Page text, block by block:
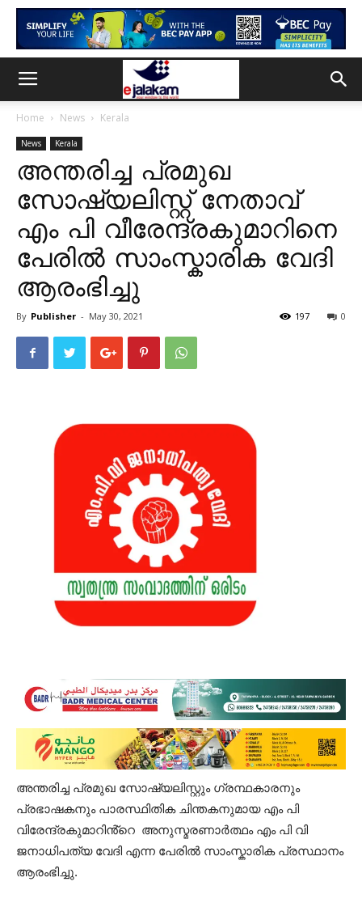
Home News Kerala
News Kerala
അന്തരിച്ച പ്രമുഖ
സോഷ്യലിസ്റ്റ് നേതാവ്
എം പി വീരേന്ദ്രകുമാറിനെ
പേരിൽ സാംസ്കാരിക വേദി
ആരംഭിച്ചു
By Publisher - May 30, 2021 0
197
അന്തരിച്ച പ്രമുഖ സോഷ്യലിസ്റ്റും ഗ്രന്ഥകാരനും
പ്രഭാഷകനും പാരസ്ഥിതിക ചിന്തകനുമായ എം പി
വിരേന്ദ്രകുമാറിൻ്റെ അനുസ്മരണാർത്ഥം എം പി വി
ജനാധിപത്യ വേദി എന്ന പേരിൽ സാംസ്കാരിക പ്രസ്ഥാനം
ആരംഭിച്ചു.